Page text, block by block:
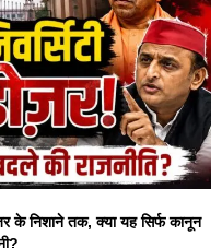
के निशाने तक, क्या यह सिर्फ कानून